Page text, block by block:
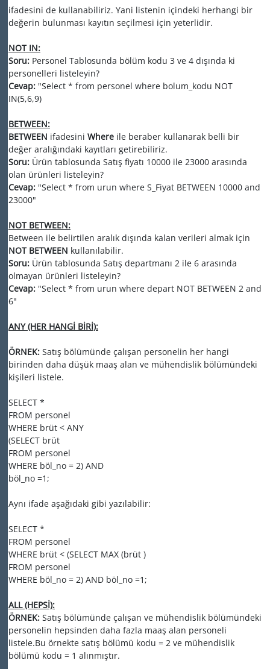
ifadesini de kullanabiliriz. Yani listenin içindeki herhangi bir
değerin bulunması kayıtın seçilmesi için yeterlidir.
NOT IN:
Soru: Personel Tablosunda bölüm kodu 3 ve 4 dışında ki
personelleri listeleyin?
Cevap: "Select * from personel where bolum_kodu NOT
IN(5,6,9)
BETWEEN:
BETWEEN ifadesini Where ile beraber kullanarak belli bir
değer aralığındaki kayıtları getirebiliriz.
Soru: Ürün tablosunda Satış fiyatı 10000 ile 23000 arasında
olan ürünleri listeleyin?
Cevap: "Select * from urun where S_Fiyat BETWEEN 10000 and
23000"
NOT BETWEEN:
Between ile belirtilen aralık dışında kalan verileri almak için
NOT BETWEEN kullanılabilir.
Soru: Ürün tablosunda Satış departmanı 2 ile 6 arasında
olmayan ürünleri listeleyin?
Cevap: "Select * from urun where depart NOT BETWEEN 2 and
6"
ANY (HER HANGİ BİRİ):
ÖRNEK: Satış bölümünde çalışan personelin her hangi
birinden daha düşük maaş alan ve mühendislik bölümündeki
kişileri listele.
SELECT *
FROM personel
WHERE brüt < ANY
(SELECT brüt
FROM personel
WHERE böl_no = 2) AND
böl_no =1;
Aynı ifade aşağıdaki gibi yazılabilir:
SELECT *
FROM personel
WHERE brüt < (SELECT MAX (brüt )
FROM personel
WHERE böl_no = 2) AND böl_no =1;
ALL (HEPSİ):
ÖRNEK: Satış bölümünde çalışan ve mühendislik bölümündeki
personelin hepsinden daha fazla maaş alan personeli
listele.Bu örnekte satış bölümü kodu = 2 ve mühendislik
bölümü kodu = 1 alınmıştır.